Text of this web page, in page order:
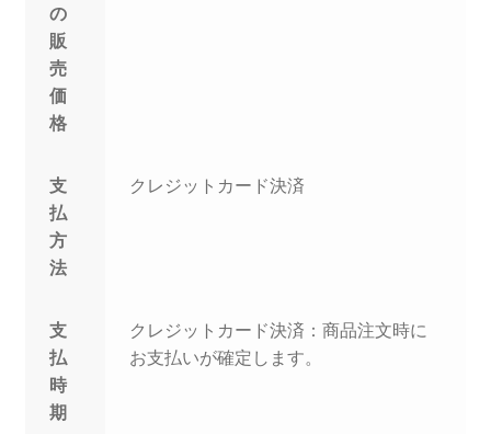
の
販
売
価
格
支
払
方
法
クレジットカード決済
支
払
時
期
クレジットカード決済：商品注文時に
お支払いが確定します。